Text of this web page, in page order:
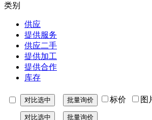
类别
供应
提供服务
供应二手
提供加工
提供合作
库存
标价 图